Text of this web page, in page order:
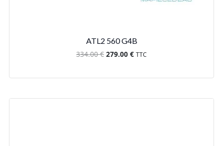
ATL2 560 G4B
334.00€ Le
279.00 €Le
TTC